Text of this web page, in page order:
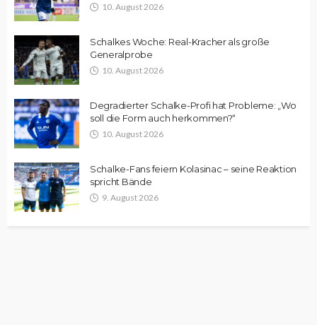
10. August 2026
Schalkes Woche: Real-Kracher als große
Generalprobe
10. August 2026
Degradierter Schalke-Profi hat Probleme: „Wo
soll die Form auch herkommen?“
10. August 2026
Schalke-Fans feiern Kolasinac – seine Reaktion
spricht Bände
9. August 2026